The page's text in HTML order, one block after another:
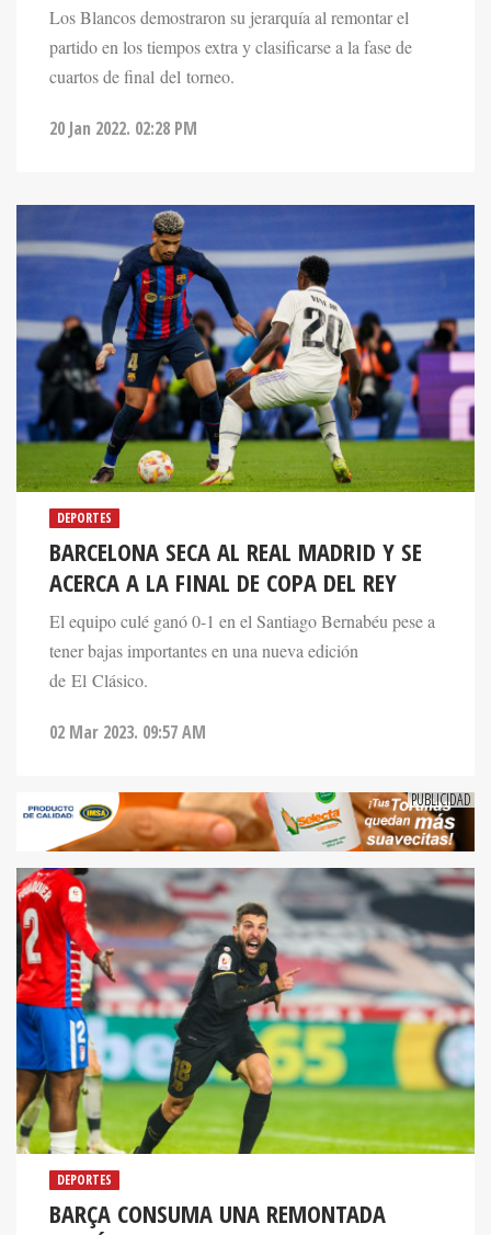
Los Blancos demostraron su jerarquía al remontar el
partido en los tiempos extra y clasificarse a la fase de
cuartos de final del torneo.
20 Jan 2022. 02:28 PM
DEPORTES
BARCELONA SECA AL REAL MADRID Y SE
ACERCA A LA FINAL DE COPA DEL REY
El equipo culé ganó 0-1 en el Santiago Bernabéu pese a
tener bajas importantes en una nueva edición
de El Clásico.
02 Mar 2023. 09:57 AM
DEPORTES
BARÇA CONSUMA UNA REMONTADA